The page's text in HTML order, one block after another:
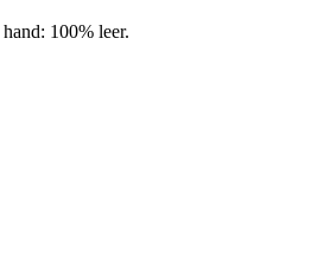
100% leer.